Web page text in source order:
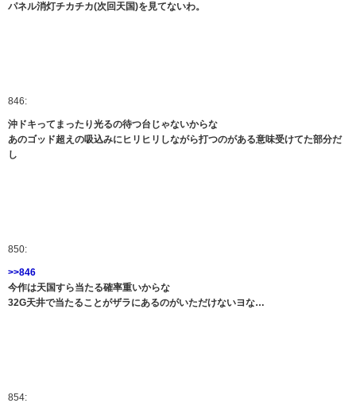
パネル消灯チカチカ(次回天国)を見てないわ。
846:
沖ドキってまったり光るの待つ台じゃないからな
あのゴッド超えの吸込みにヒリヒリしながら打つのがある意味受けてた部分だ
し
850:
>>846
今作は天国すら当たる確率重いからな
32G天井で当たることがザラにあるのがいただけないヨな…
854: